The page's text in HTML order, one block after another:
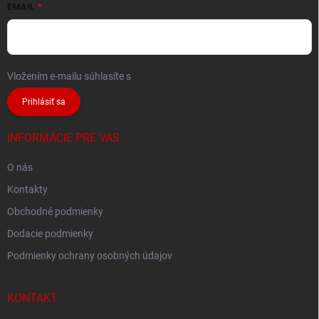
EMAIL
Vložením e-mailu súhlasíte s
Prihlásiť sa
INFORMÁCIE PRE VÁS
O nás
Kontakty
Obchodné podmienky
Dodacie podmienky
Podmienky ochrany osobných údajov
KONTAKT